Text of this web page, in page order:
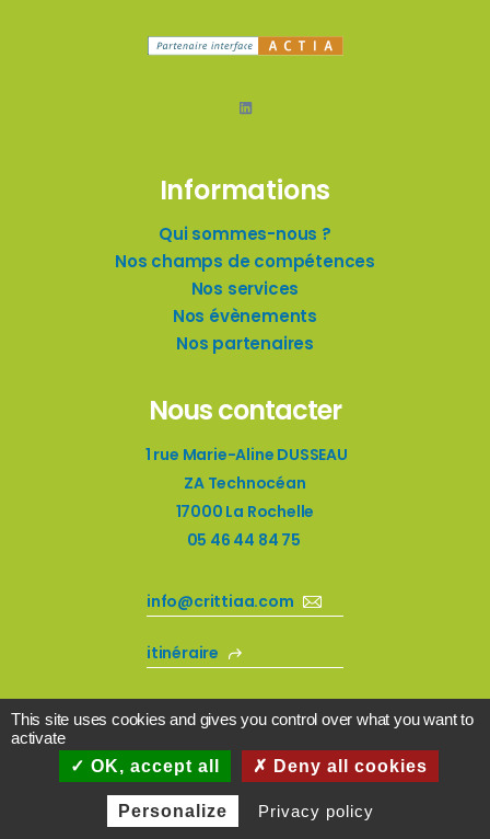
LinkedIn
Informations
Qui sommes-nous ?
Nos champs de compétences
Nos services
Nos évènements
Nos partenaires
Nous contacter
1 rue Marie-Aline DUSSEAU
ZA Technocéan
17000 La Rochelle
05 46 44 84 75
info@crittiaa.com
itinéraire
© Critt Agro-Alimentaire 2021 ●Mentions légales
This site uses cookies and gives you control over what you want to
activate
OK, accept all
Deny all cookies
Personalize Privacy policy